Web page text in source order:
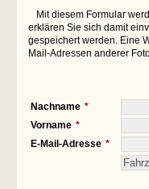
Mit diesem Formular
erklären Sie sich damit
gespeichert werden. Eine
Mail-Adressen anderer
Nachname
Vorname
E-Mail-Adresse